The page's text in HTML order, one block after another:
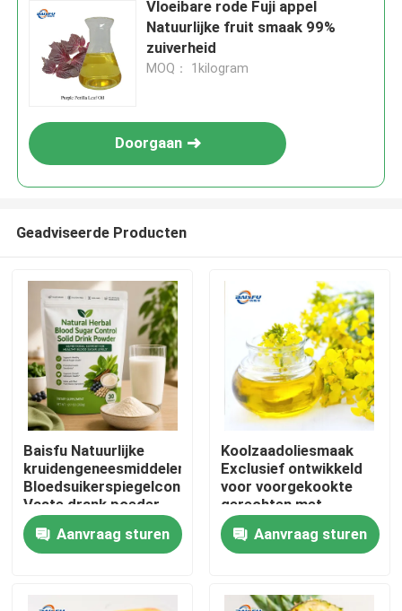
Thuis
Producten
Video's
Vloeibare rode Fuji appel
Natuurlijke fruit smaak 99%
zuiverheid
MOQ： 1kilogram
Doorgaan
Geadviseerde Producten
Baisfu Natuurlijke
kruidengeneesmiddelen
Bloedsuikerspiegelcontrole
Vaste drank poeder
Moerbei blad Kudzu
wortel Ginseng Goji
bessen Cassia zaad
Aanvraag sturen
Koolzaadoliesmaak
Exclusief ontwikkeld
voor voorgekookte
gerechten met
eetbare olie en
Chinese
kooksystemen
Aanvraag sturen